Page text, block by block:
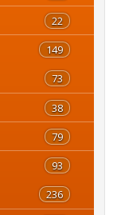
22
149
73
38
79
93
236